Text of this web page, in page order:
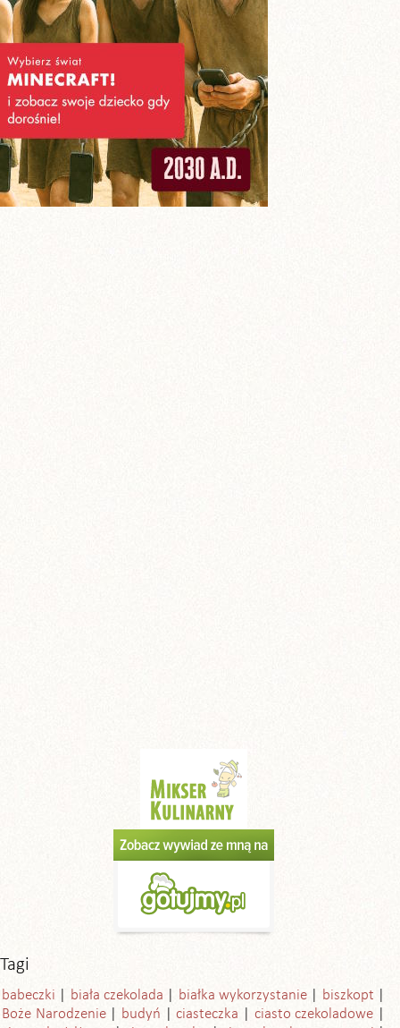
Tagi
babeczki biała czekolada białka wykorzystanie
biszkopt
Boże Narodzenie
budyń ciasteczka
ciasto czekoladowe